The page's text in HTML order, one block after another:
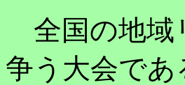
全国の地域
争う大会であ